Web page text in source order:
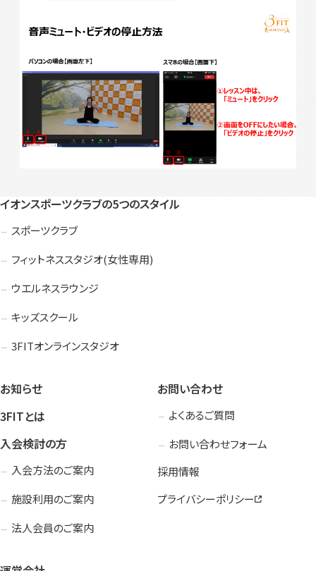
イオンスポーツクラブの5つのスタイル
スポーツクラブ
フィットネススタジオ(女性専用)
ウエルネスラウンジ
キッズスクール
3FITオンラインスタジオ
お知らせ
3FITとは
入会検討の方
入会方法のご案内
施設利用のご案内
法人会員のご案内
お問い合わせ
よくあるご質問
お問い合わせフォーム
採用情報
プライバシーポリシー